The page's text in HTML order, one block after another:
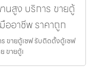
นสูง บริการ ขายตู้
อาชีพ ราคาถูก
ขายตู้เซฟ รับติดตั้งตู้เซฟ
ขายตู้เ